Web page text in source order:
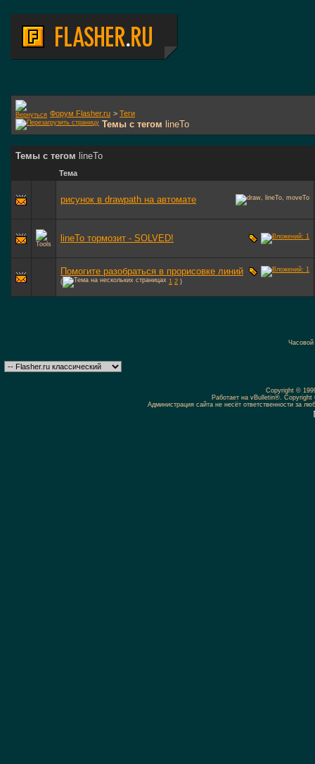
Форум Flasher.ru > Теги
Темы с тегом lineTo
Темы с тегом lineTo
Тема
рисунок в drawpath на автомате
lineTo тормозит - SOLVED!
Помогите разобраться в прорисовке линий
( 1 2 )
Copyright ©
Работает на vBulletin®.
Администрация сайта не несёт ответственности за